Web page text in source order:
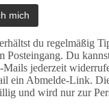
du regelmäßig
Posteingang. Du
jederzeit
ein Abmelde-Link.
und wird nur zur